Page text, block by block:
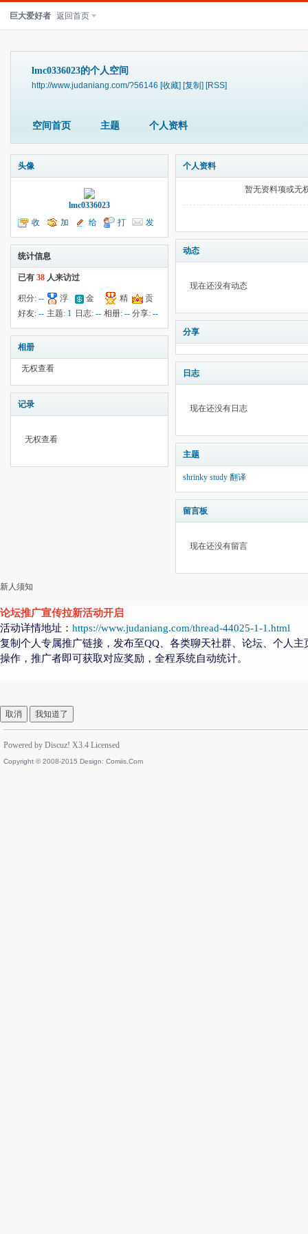
巨大爱好者 返回首页
lmc0336023的个人空间
http://www.judaniang.com/?56146 [收藏] [复制] [RSS]
空间首页 主题 个人资料
头像
lmc0336023
收
听TA
加
为好友
给
我留言
打
个招呼
发
送消息
统计信息
已有 38 人来访过
积分: --
浮
云:
金
钱:50
精
华:--
贡
献:--
好友: -- 主题: 1 日志:-- 相册: -- 分享:--
相册
无权查看
记录
无权查看
个人资料
暂无资料项或无
动态
现在还没有动态
分享
日志
现在还没有日志
主题
shrinky study 翻译
留言板
现在还没有留言
新人须知
论坛推广宣传拉新活动开启
活动详情地址： https://www.judaniang.com/thread-44025-1-1.html
复制个人专属推广链接，发布至QQ、各类聊天社群、论坛、个人
操作，推广者即可获取对应奖励，全程系统自动统计。
取消 我知道了
Powered by Discuz! X3.4 Licensed
Copyright © 2008-2015 Design: Comiis.Com